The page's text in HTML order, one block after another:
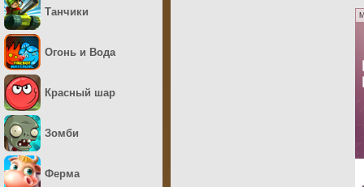
Танчики
Огонь и Вода
Красный шар
Зомби
Ферма